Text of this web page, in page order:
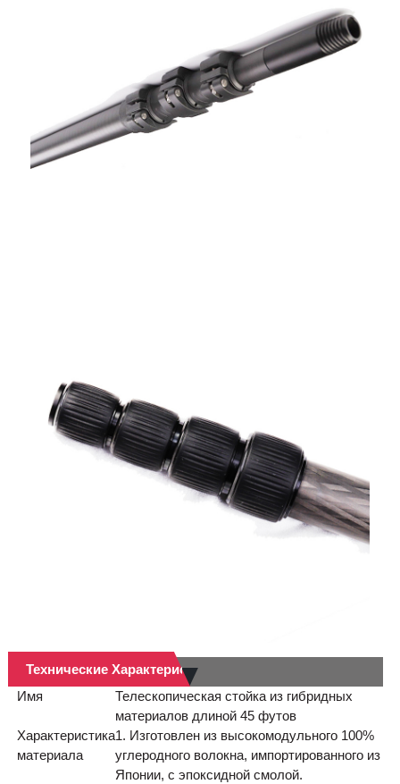
Технические Характеристики
Имя
Телескопическая стойка из гибридных
материалов длиной 45 футов
Характеристика
материала
1. Изготовлен из высокомодульного 100%
углеродного волокна, импортированного из
Японии, с эпоксидной смолой.